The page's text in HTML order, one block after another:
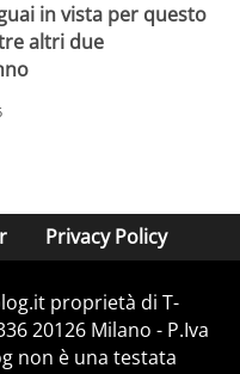
in vista per questo
altri due
Privacy Policy
proprietà di T-
20126 Milano - P.Iva
non è una testata